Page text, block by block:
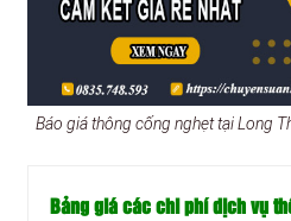
Báo giá thông cống nghẹt tại Long
Bảng giá các chi phí dịch vụ